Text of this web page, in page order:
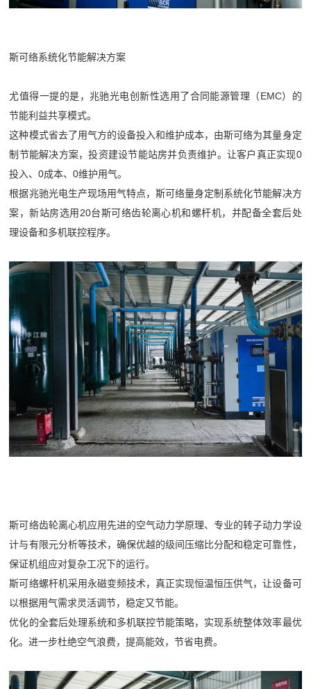
斯可络系统化节能解决方案
尤值得一提的是，兆驰光电创新性选用了合同能源管理（EMC）的
节能利益共享模式。
这种模式省去了用气方的设备投入和维护成本，由斯可络为其量身定
制节能解决方案，投资建设节能站房并负责维护。让客户真正实现0
投入、0成本、0维护用气。
根据兆驰光电生产现场用气特点，斯可络量身定制系统化节能解决方
案，新站房选用20台斯可络齿轮离心机和螺杆机，并配备全套后处
理设备和多机联控程序。
斯可络齿轮离心机应用先进的空气动力学原理、专业的转子动力学设
计与有限元分析等技术，确保优越的级间压缩比分配和稳定可靠性，
保证机组应对复杂工况下的运行。
斯可络螺杆机采用永磁变频技术，真正实现恒温恒压供气，让设备可
以根据用气需求灵活调节，稳定又节能。
优化的全套后处理系统和多机联控节能策略，实现系统整体效率最优
化。进一步杜绝空气浪费，提高能效，节省电费。